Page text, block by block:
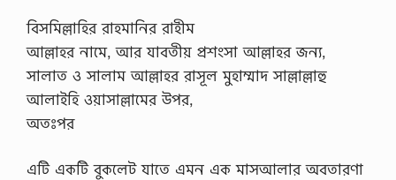
বিসমিল্লাহির রাহমানির রাহীম
আল্লাহর নামে, আর যাবতীয় প্রশংসা আল্লাহর জন্য,
সালাত ও সালাম আল্লাহর রাসূল মুহাম্মাদ সাল্লাল্লাহু
আলাইহি ওয়াসাল্লামের উপর,
অতঃপর
এটি একটি বুকলেট যাতে এমন এক মাসআলার অবতারণা